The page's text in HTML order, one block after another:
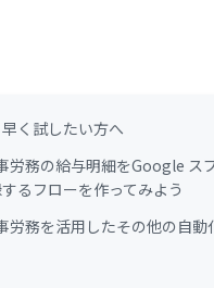
く試したい方へ
労務の給与明細をGoogle ス
るフローを作ってみよう
労務を活用したその他の自動